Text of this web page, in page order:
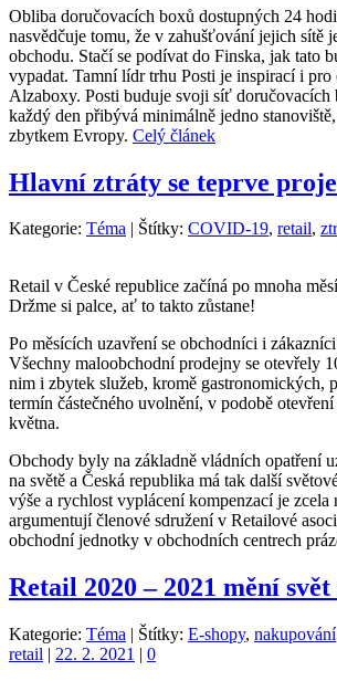
Obliba doručovacích boxů dostupných 24
nasvědčuje tomu, že v zahušťování jejich sítě
obchodu. Stačí se podívat do Finska, jak tato
vypadat. Tamní lídr trhu Posti je inspirací i
Alzaboxy. Posti buduje svoji síť doručovacích
každý den přibývá minimálně jedno
zbytkem Evropy. Celý článek
Hlavní ztráty se teprve
Kategorie: Téma Štítky: COVID-19, retail,
Retail v České republice začíná po mnoha
Držme si palce, ať to takto zůstane!
Po měsících uzavření se obchodníci i
Všechny maloobchodní prodejny se otevřely
nim i zbytek služeb, kromě gastronomických,
termín částečného uvolnění, v podobě
května.
Obchody byly na základně vládních opatření
na světě a Česká republika má tak další
výše a rychlost vyplácení kompenzací je zcela
argumentují členové sdružení v Retailové
obchodní jednotky v obchodních centrech
Retail 2020 – 2021 mění
Kategorie: Téma | Štítky: E-shopy, nakupování
retail | 22. 2. 2021 | 0